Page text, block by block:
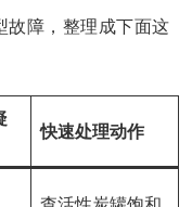
故障，整理成下面这
快速处理动作